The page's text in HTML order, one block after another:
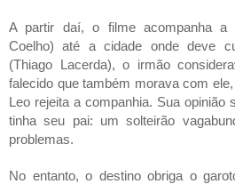
A partir daí, o filme acompanha a
Coelho) até a cidade onde deve
(Thiago Lacerda), o irmão
falecido que também morava com
Leo rejeita a companhia. Sua
tinha seu pai: um solteirão
problemas.
No entanto, o destino obriga o